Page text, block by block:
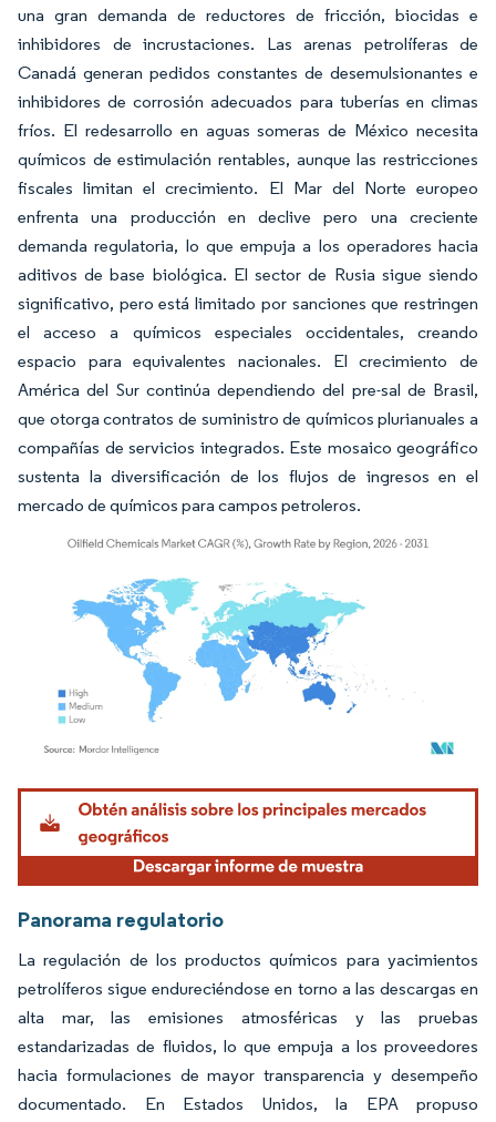
una gran demanda de reductores de fricción, biocidas e
inhibidores de incrustaciones. Las arenas petrolíferas de
Canadá generan pedidos constantes de desemulsionantes e
inhibidores de corrosión adecuados para tuberías en climas
fríos. El redesarrollo en aguas someras de México necesita
químicos de estimulación rentables, aunque las restricciones
fiscales limitan el crecimiento. El Mar del Norte europeo
enfrenta una producción en declive pero una creciente
demanda regulatoria, lo que empuja a los operadores hacia
aditivos de base biológica. El sector de Rusia sigue siendo
significativo, pero está limitado por sanciones que restringen
el acceso a químicos especiales occidentales, creando
espacio para equivalentes nacionales. El crecimiento de
América del Sur continúa dependiendo del pre-sal de Brasil,
que otorga contratos de suministro de químicos plurianuales a
compañías de servicios integrados. Este mosaico geográfico
sustenta la diversificación de los flujos de ingresos en el
mercado de químicos para campos petroleros.
Imagen © Mordor Intelligence. El uso requiere atribución según CC BY 4.0.
Panorama regulatorio
La regulación de los productos químicos para yacimientos
petrolíferos sigue endureciéndose en torno a las descargas en
alta mar, las emisiones atmosféricas y las pruebas
estandarizadas de fluidos, lo que empuja a los proveedores
hacia formulaciones de mayor transparencia y desempeño
documentado. En Estados Unidos, la EPA propuso